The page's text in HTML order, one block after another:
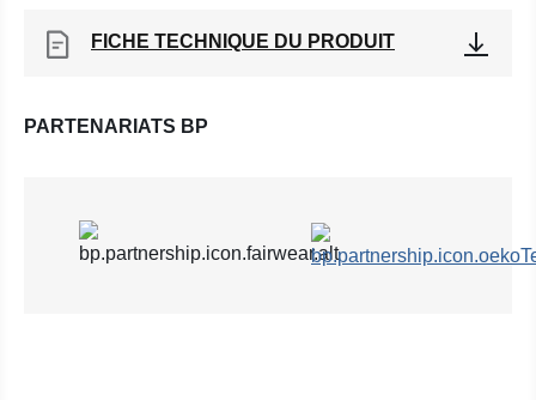
FICHE TECHNIQUE DU PRODUIT
PARTENARIATS BP